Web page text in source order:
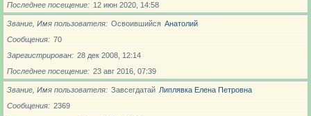
Последнее посещение
12 июн 2020, 14:58
Звание, Имя пользователя Освоившийся Анатолий
Сообщения
70
Зарегистрирован
28 дек 2008, 12:14
Последнее посещение
23 авг 2016, 07:39
Звание, Имя пользователя Завсегдатай Липлявка Елена Петровна
Сообщения
2369